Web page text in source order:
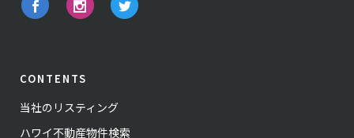
CONTENTS
当社のリスティング
ハワイ不動産物件検索